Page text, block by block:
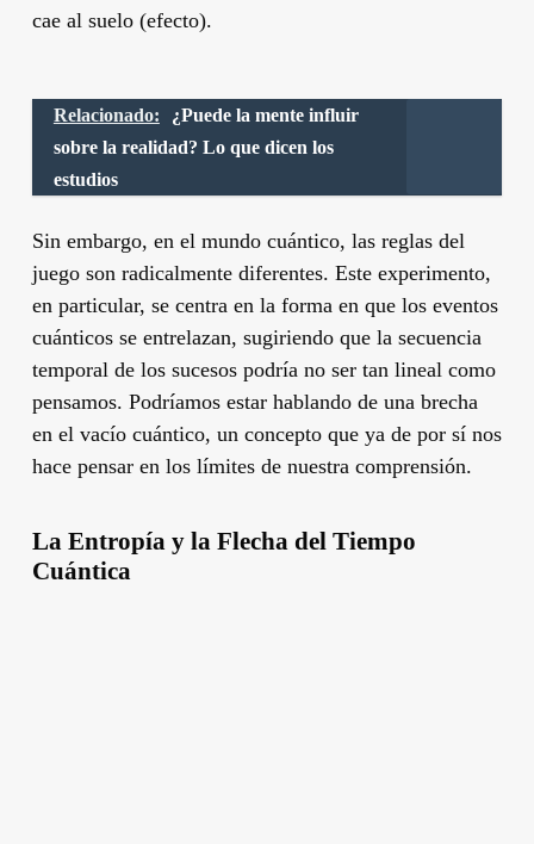
cae al suelo (efecto).
Relacionado:
¿Puede la mente influir
sobre la realidad? Lo que dicen los
estudios
Sin embargo, en el mundo cuántico, las reglas del
juego son radicalmente diferentes. Este experimento,
en particular, se centra en la forma en que los eventos
cuánticos se entrelazan, sugiriendo que la secuencia
temporal de los sucesos podría no ser tan lineal como
pensamos. Podríamos estar hablando de una brecha
en el vacío cuántico, un concepto que ya de por sí nos
hace pensar en los límites de nuestra comprensión.
La Entropía y la Flecha del Tiempo
Cuántica